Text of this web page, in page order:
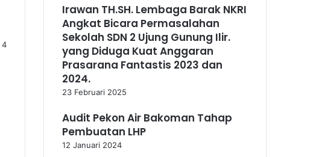
4
Irawan TH.SH. Lembaga Barak NKRI
Angkat Bicara Permasalahan
Sekolah SDN 2 Ujung Gunung Ilir.
yang Diduga Kuat Anggaran
Prasarana Fantastis 2023 dan
2024.
23 Februari 2025
Audit Pekon Air Bakoman Tahap
Pembuatan LHP
12 Januari 2024